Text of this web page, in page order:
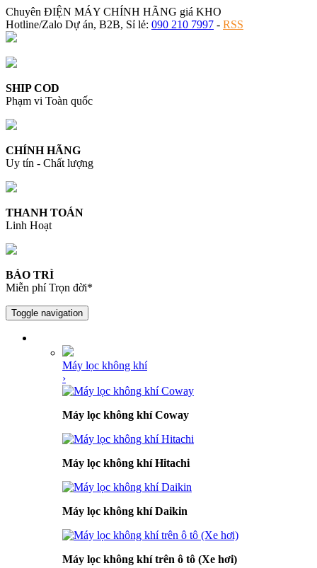
Chuyên ĐIỆN MÁY CHÍNH HÃNG giá KHO
Hotline/Zalo Dự án, B2B, Sỉ lẻ: 090 210 7997 - RSS
SHIP COD
Phạm vi Toàn quốc
CHÍNH HÃNG
Uy tín - Chất lượng
THANH TOÁN
Linh Hoạt
BẢO TRÌ
Miễn phí Trọn đời*
Toggle navigation
Máy lọc không khí
›
Máy lọc không khí Coway
Máy lọc không khí Hitachi
Máy lọc không khí Daikin
Máy lọc không khí trên ô tô (Xe hơi)